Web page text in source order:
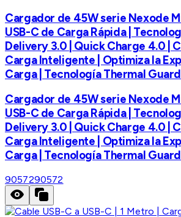
Cargador de 45W serie Nexode
USB-C de Carga Rápida |
Delivery 3.0 | Quick Charge 4.0 |
Carga Inteligente | Optimiza la
Carga | Tecnología Thermal Guard
Cargador de 45W serie Nexode
USB-C de Carga Rápida |
Delivery 3.0 | Quick Charge 4.0 |
Carga Inteligente | Optimiza la
Carga | Tecnología Thermal Guard
9057290572